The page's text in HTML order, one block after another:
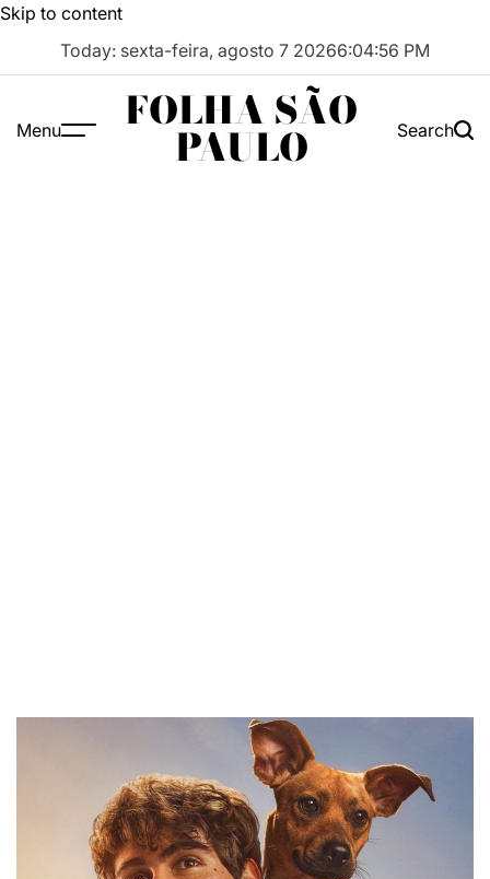
Skip to content
Today: sexta-feira, agosto 7 20266:04:56 PM
Menu FOLHA SÃO
PAULO Search